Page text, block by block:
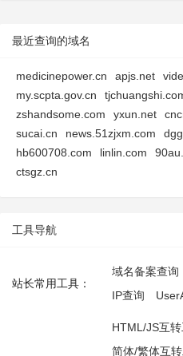
最近查询的域名
medicinepower.cn apjs.net
my.scpta.gov.cn
zshandsome.com
yxun.net
sucai.cn
news.51zjxm.com
hb600708.com
linlin.com
ctsgz.cn
工具导航
站长常用工具：
域名备案查询
IP查询
HTML/JS互
简体/繁体互